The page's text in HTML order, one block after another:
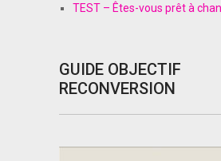
TEST – Êtes-vous prêt à
GUIDE OBJECTIF
RECONVERSION